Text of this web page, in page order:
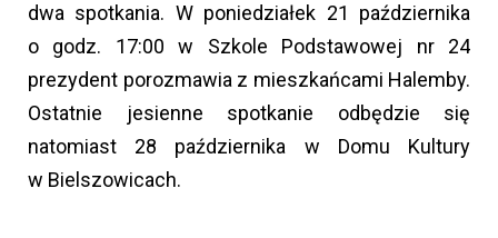
dwa spotkania. W poniedziałek 21 października
o godz. 17:00 w Szkole Podstawowej nr 24
prezydent porozmawia z mieszkańcami Halemby.
Ostatnie jesienne spotkanie odbędzie się
natomiast 28 października w Domu Kultury
w Bielszowicach.